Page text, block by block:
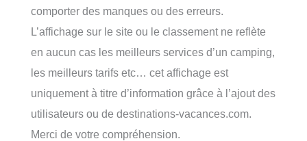
comporter des manques ou des erreurs.
L’affichage sur le site ou le classement ne reflète
en aucun cas les meilleurs services d’un camping,
les meilleurs tarifs etc… cet affichage est
uniquement à titre d’information grâce à l’ajout des
utilisateurs ou de destinations-vacances.com.
Merci de votre compréhension.